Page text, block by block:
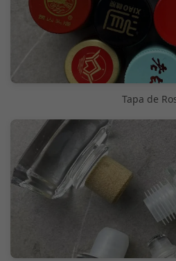
Tapa de